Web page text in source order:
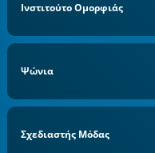
Ινστιτούτο Ομορφιάς
Ψώνια
Σχεδιαστής Μόδας